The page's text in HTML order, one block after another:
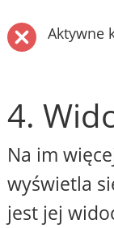
Aktywne
4.
Na im
wyświetla
jest jej